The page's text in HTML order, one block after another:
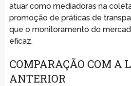
atuar como mediadoras na
promoção de práticas de
que o monitoramento do
eficaz.
COMPARAÇÃO COM A
ANTERIOR